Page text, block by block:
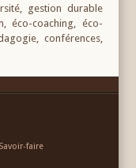
gestion durable
éco-coaching, éco-
conférences,
Savoir-faire